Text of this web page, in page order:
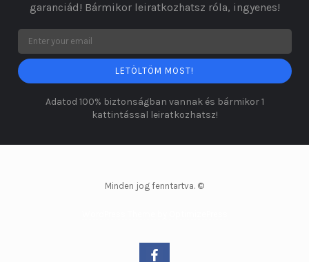
garanciád! Bármikor leiratkozhatsz róla, ingyenes!
LETÖLTÖM MOST!
Adatod 100% biztonságban vannak és bármikor 1
kattintással leiratkozhatsz!
Minden jog fenntartva. ©